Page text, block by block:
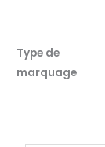
Type de
marquage